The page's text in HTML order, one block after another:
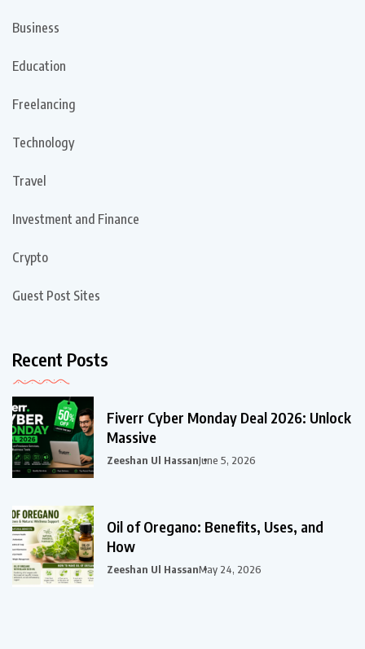
Business
Education
Freelancing
Technology
Travel
Investment and Finance
Crypto
Guest Post Sites
Recent Posts
Fiverr Cyber Monday Deal 2026: Unlock
Massive
Zeeshan Ul HassanJune 5, 2026
Oil of Oregano: Benefits, Uses, and
How
Zeeshan Ul HassanMay 24, 2026